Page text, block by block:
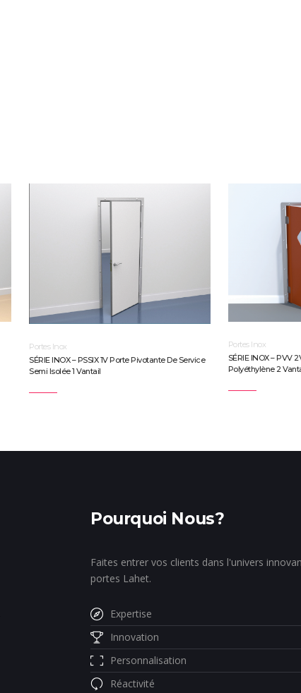
Portes Inox
SÉRIE INOX – PSSIX 1V Porte Pivotante De Service
Semi Isolée 1 Vantail
Portes Inox
SÉRIE INOX – PVV
Polyéthylène 2
Pourquoi Nous?
Faites entrer vos clients dans l'univers
portes Lahet.
Expertise
Innovation
Personnalisation
Réactivité